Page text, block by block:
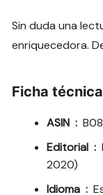
Sin duda una
enriquecedora.
Ficha
ASIN ‏ : ‎
Editorial ‏ : ‎
2020)
Idioma ‏ : ‎